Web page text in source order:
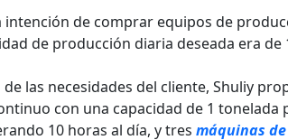
intención de comprar equipos de
de producción diaria deseada era de
las necesidades del cliente, Shuliy
con una capacidad de 1 tonelada
10 horas al día, y tres máquinas